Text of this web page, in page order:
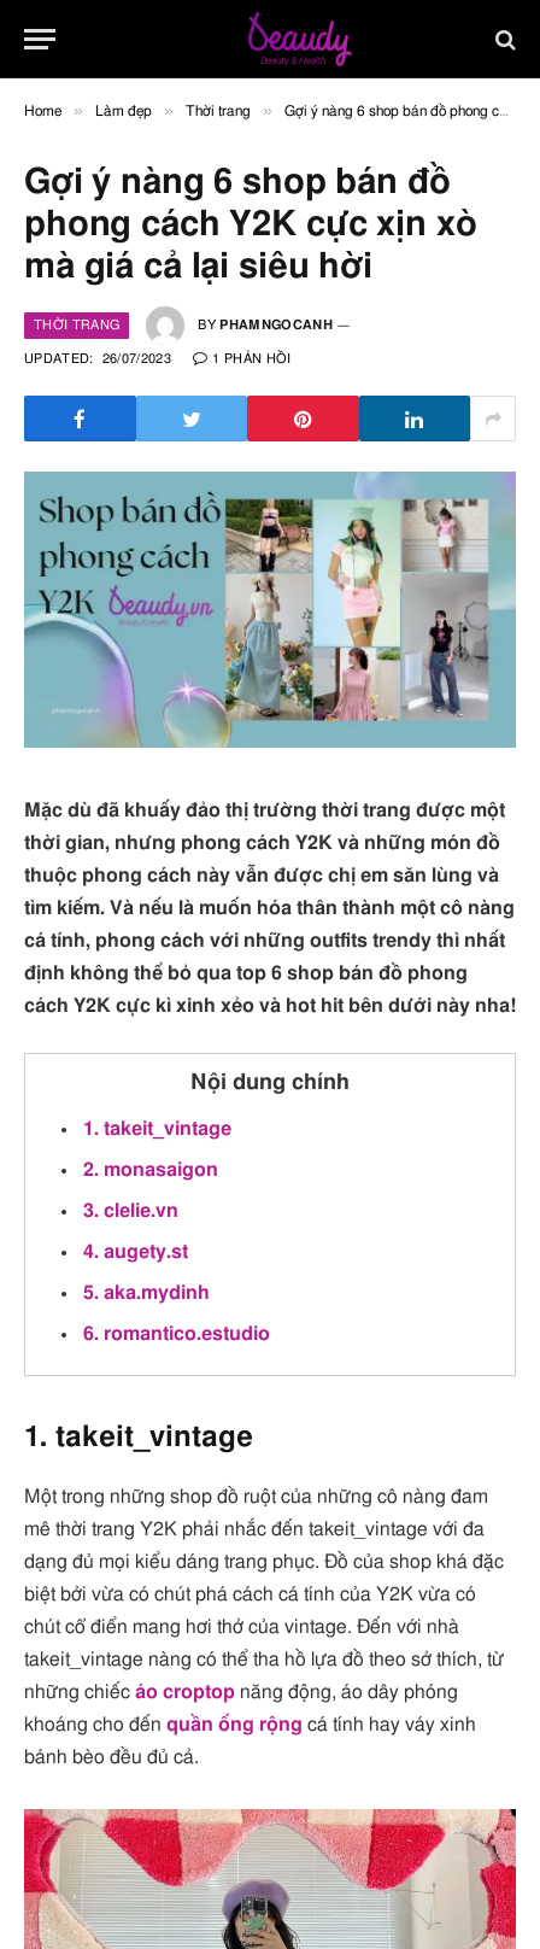
Home » Làm đẹp » Thời trang » Gợi ý nàng 6 shop bán đồ phong cách Y2K cực xịn xò mà giá cả lại siêu hời
Gợi ý nàng 6 shop bán đồ
phong cách Y2K cực xịn xò
mà giá cả lại siêu hời
THỜI TRANG BY PHAMNGOCANH
UPDATED: 26/07/2023 1 PHẢN HỒI
Mặc dù đã khuấy đảo thị trường thời trang được một
thời gian, nhưng phong cách Y2K và những món đồ
thuộc phong cách này vẫn được chị em săn lùng và
tìm kiếm. Và nếu là muốn hóa thân thành một cô nàng
cá tính, phong cách với những outfits trendy thì nhất
định không thể bỏ qua top 6 shop bán đồ phong
cách Y2K cực kì xinh xẻo và hot hit bên dưới này nha!
Nội dung chính
1. takeit_vintage
2. monasaigon
3. clelie.vn
4. augety.st
5. aka.mydinh
6. romantico.estudio
1. takeit_vintage
Một trong những shop đồ ruột của những cô nàng đam
mê thời trang Y2K phải nhắc đến takeit_vintage với đa
dạng đủ mọi kiểu dáng trang phục. Đồ của shop khá đặc
biệt bởi vừa có chút phá cách cá tính của Y2K vừa có
chút cổ điển mang hơi thở của vintage. Đến với nhà
takeit_vintage nàng có thể tha hồ lựa đồ theo sở thích, từ
những chiếc áo croptop năng động, áo dây phóng
khoáng cho đến quần ống rộng cá tính hay váy xinh
bánh bèo đều đủ cả.